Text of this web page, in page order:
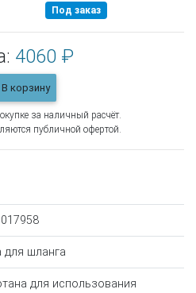
Под заказ
4060 ₽
корзину
за наличный расчёт.
публичной офертой.
для шланга
для использования